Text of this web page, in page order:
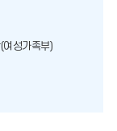
성가족부)